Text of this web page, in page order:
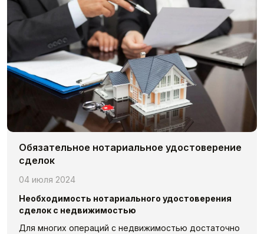
Обязательное нотариальное удостоверение
сделок
04 июля 2024
Необходимость нотариального удостоверения
сделок с недвижимостью
Для многих операций с недвижимостью достаточно